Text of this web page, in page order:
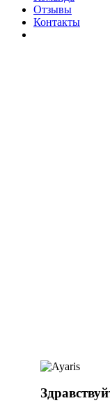
Отзывы
Контакты